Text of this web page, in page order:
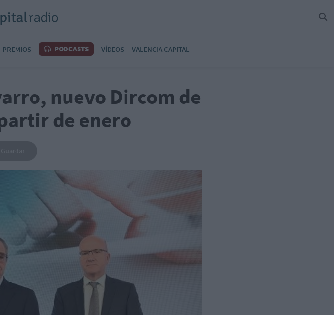
PREMIOS PODCASTS VÍDEOS VALENCIA CAPITAL
nuevo Dircom de
de enero